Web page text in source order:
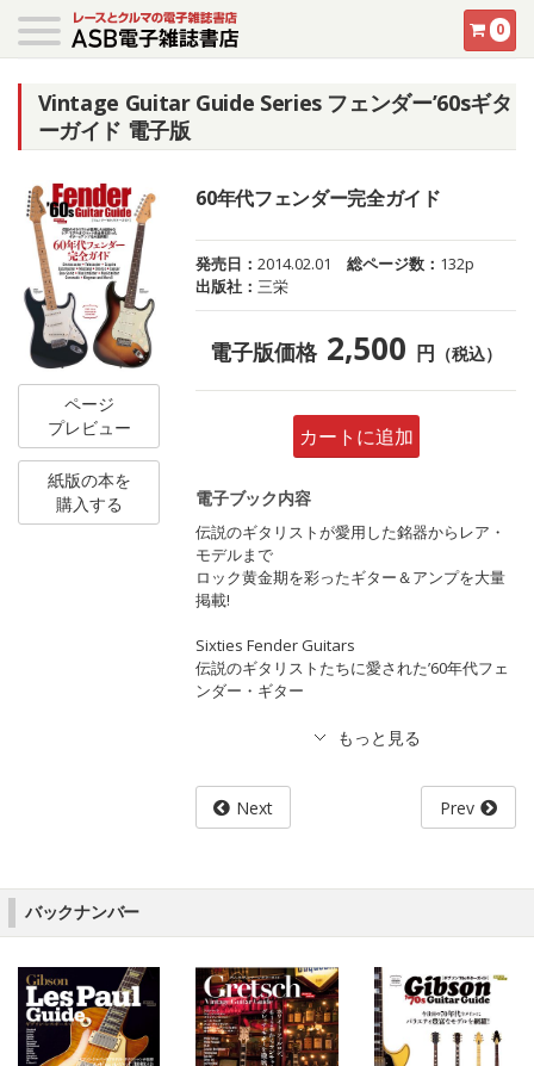
0
Vintage Guitar Guide Series フェンダー’60sギタ
ーガイド 電子版
ページ
プレビュー
紙版の本を
購入する
60年代フェンダー完全ガイド
発売日：2014.02.01 総ページ数： 132p
出版社：三栄
電子版価格 2,500 円 （税込）
カートに追加
電子ブック内容
伝説のギタリストが愛用した銘器からレア・
モデルまで
ロック黄金期を彩ったギター＆アンプを大量
掲載!
Sixties Fender Guitars
伝説のギタリストたちに愛された’60年代フェ
ンダー・ギター
Next Prev
バックナンバー